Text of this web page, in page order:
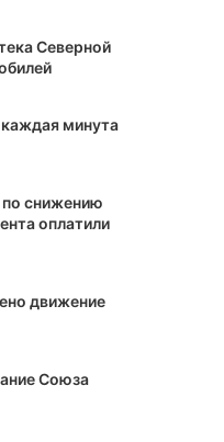
Северной
минута
по снижению
оплатили
движение
Союза